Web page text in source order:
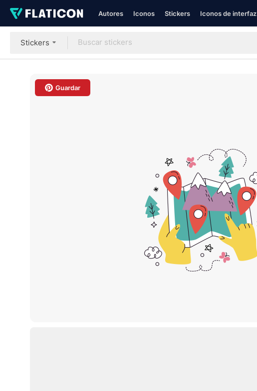
Autores Iconos Stickers Iconos de interfaz
Stickers
Guardar